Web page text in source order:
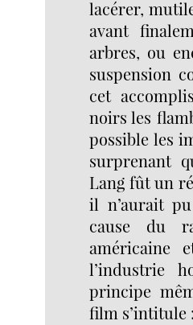
lacérer,
avant
arbres, ou
suspension
cet
noirs les
possible les
surprenant
Lang fût un
il n’aurait
cause du
américaine
l’industrie
principe
film s’intitule :